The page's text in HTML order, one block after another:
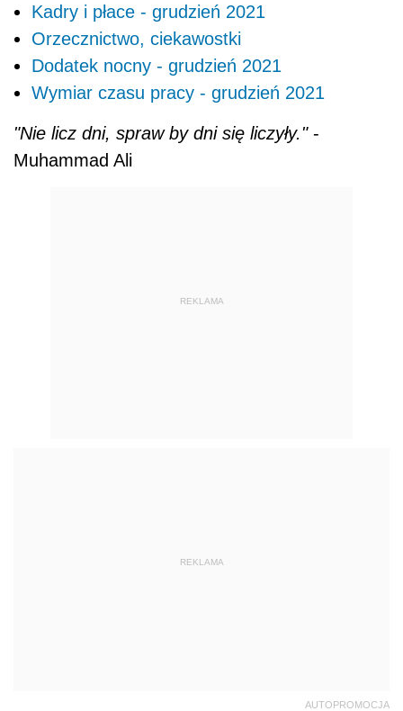
Kadry i płace - grudzień 2021
Orzecznictwo, ciekawostki
Dodatek nocny - grudzień 2021
Wymiar czasu pracy - grudzień 2021
"Nie licz dni, spraw by dni się liczyły." -
Muhammad Ali
REKLAMA
REKLAMA
AUTOPROMOCJA